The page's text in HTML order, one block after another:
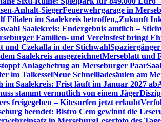
Anhalt-SiegerFeuerwehrgarage in
Filialen im Saalekreis betroffen„Zukunft
Saalekreis: Endergebnis amtlich –
Familien- und Vereinsfest bringt
und Czekalla in der Stichwahl
Saalekreis ausgezeichnetMerseblatt und
Anlagebetrug an Merseburger Paar
im TalkesselNeue Schnellladesäulen am
im Saalekreis: Frist läuft im Januar 2027 ab
stammt vermutlich von einem Jäger
freigegeben – Kitesurfen jetzt erlaubt
beendet: Bistro Cem gewinnt die